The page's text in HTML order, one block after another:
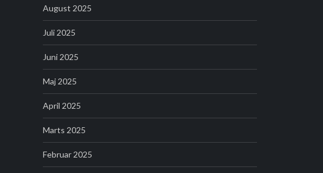
August 2025
Juli 2025
Juni 2025
Maj 2025
April 2025
Marts 2025
Februar 2025